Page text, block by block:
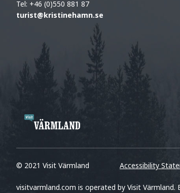
Tel: +46 (0)550 881 87
turist@kristinehamn.se
© 2021 Visit Värmland Accessibility
visitvarmland.com is operated by Visit Värmland.